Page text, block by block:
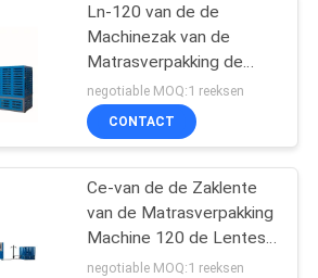
Ln-120 van de de
Machinezak van de
Matrasverpakking de
Lentemachine 38KW 120
de Lentes Min Bonell
Type
negotiable MOQ:1 reeksen
CONTACT
Ce-van de de Zaklente
van de Matrasverpakking
Machine 120 de Lentes
Min Production Line
negotiable MOQ:1 reeksen